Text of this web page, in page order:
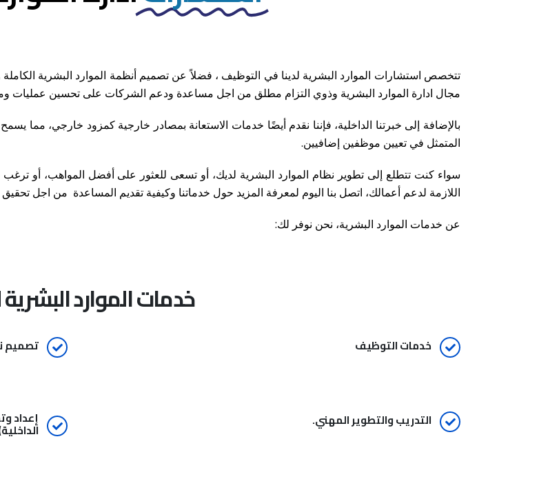
تتخصص استشارات الموارد البشرية لدينا في التوظيف ، فضلاً عن تصميم أنظمة الموارد البشرية
مجال ادارة الموارد البشرية وذوي التزام مطلق من اجل مساعدة ودعم الشركات على تحسين عمليات
بالإضافة إلى خبرتنا الداخلية، فإننا نقدم أيضًا خدمات الاستعانة بمصادر خارجية كمزود خارجي، مما
المتمثل في تعيين موظفين إضافيين.
سواء كنت تتطلع إلى تطوير نظام الموارد البشرية لديك، أو تسعى للعثور على أفضل المواهب، أو
اللازمة لدعم أعمالك، اتصل بنا اليوم لمعرفة المزيد حول خدماتنا وكيفية تقديم المساعدة من اجل
عن خدمات الموارد البشرية، نحن نوفر لك:
خدمات الموارد البشرية
خدمات التوظيف
التدريب والتطوير المهني.
تصميم
إعداد